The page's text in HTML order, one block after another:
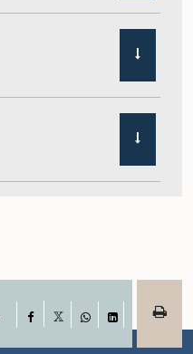
Facebook
WhatsApp
LinkedIn